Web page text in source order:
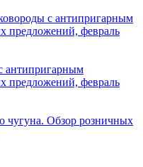
с антипригарным
предложений, февраль
антипригарным
предложений, февраль
чугуна. Обзор розничных